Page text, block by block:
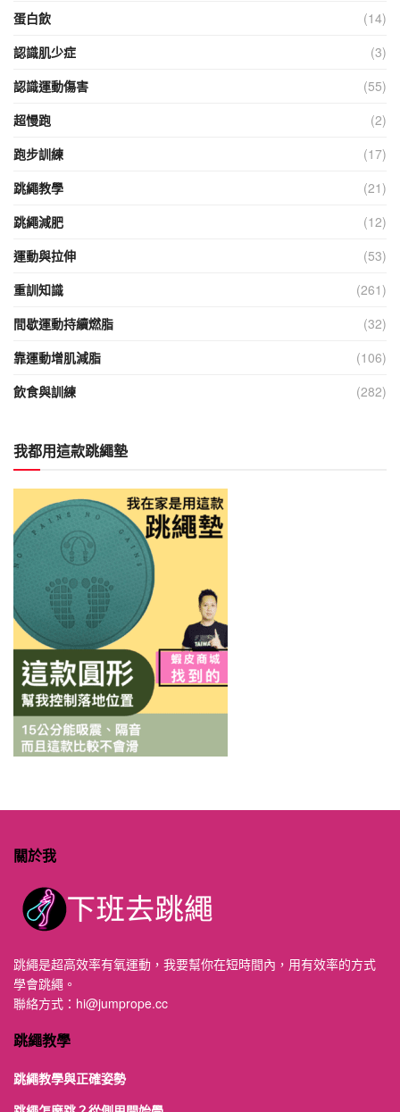
蛋白飲
(14)
認識肌少症
(3)
認識運動傷害
(55)
超慢跑
(2)
跑步訓練
(17)
跳繩教學
(21)
跳繩減肥
(12)
運動與拉伸
(53)
重訓知識
(261)
間歇運動持續燃脂
(32)
靠運動增肌減脂
(106)
飲食與訓練
(282)
我都用這款跳繩墊
關於我
跳繩是超高效率有氧運動，我要幫你在短時間內，用有效率的方式
學會跳繩。
聯絡方式： hi@jumprope.cc
跳繩教學
跳繩教學與正確姿勢